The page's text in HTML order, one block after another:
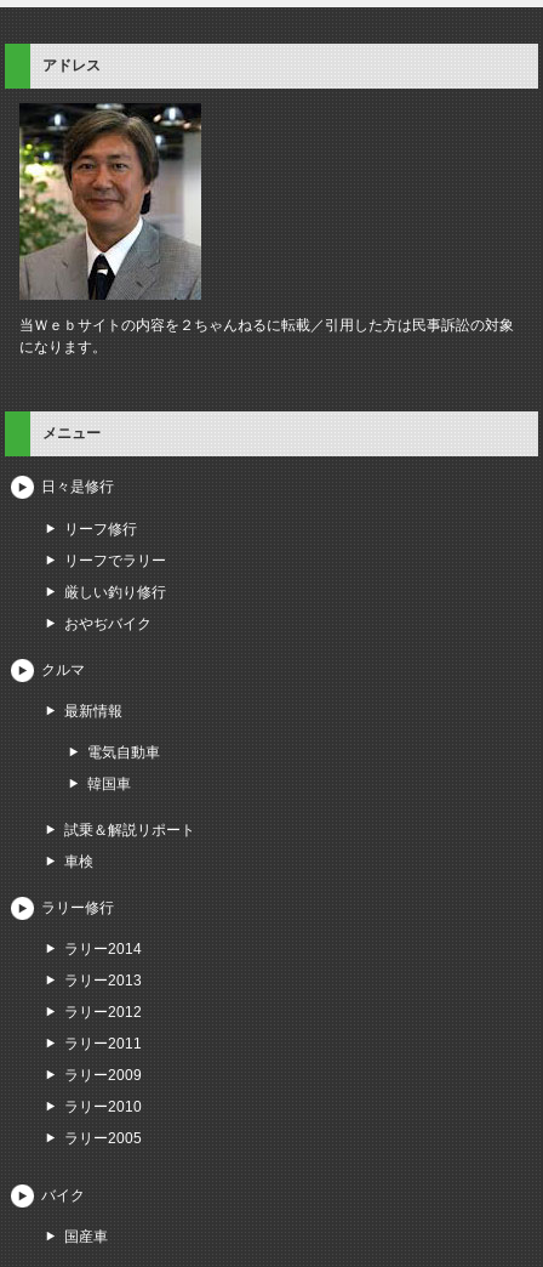
アドレス
当Ｗｅｂサイトの内容を２ちゃんねるに転載／引用した方は民事訴訟の対象
になります。
メニュー
日々是修行
リーフ修行
リーフでラリー
厳しい釣り修行
おやぢバイク
クルマ
最新情報
電気自動車
韓国車
試乗＆解説リポート
車検
ラリー修行
ラリー2014
ラリー2013
ラリー2012
ラリー2011
ラリー2009
ラリー2010
ラリー2005
バイク
国産車